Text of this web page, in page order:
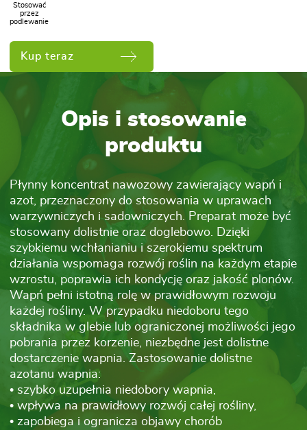
Stosować
przez
podlewanie
Kup teraz
Opis i stosowanie
produktu
Płynny koncentrat nawozowy zawierający wapń i
azot, przeznaczony do stosowania w uprawach
warzywniczych i sadowniczych. Preparat może być
stosowany dolistnie oraz doglebowo. Dzięki
szybkiemu wchłanianiu i szerokiemu spektrum
działania wspomaga rozwój roślin na każdym etapie
wzrostu, poprawia ich kondycję oraz jakość plonów.
Wapń pełni istotną rolę w prawidłowym rozwoju
każdej rośliny. W przypadku niedoboru tego
składnika w glebie lub ograniczonej możliwości jego
pobrania przez korzenie, niezbędne jest dolistne
dostarczenie wapnia. Zastosowanie dolistne
azotanu wapnia:
• szybko uzupełnia niedobory wapnia,
• wpływa na prawidłowy rozwój całej rośliny,
• zapobiega i ogranicza objawy chorób